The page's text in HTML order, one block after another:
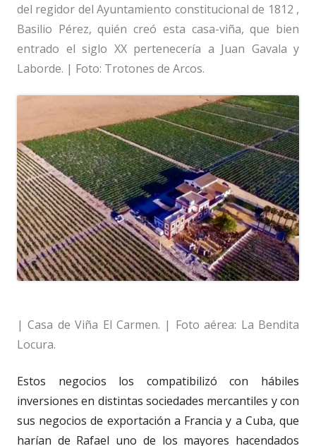
del regidor del Ayuntamiento constitucional de 1812 ,
Basilio Pérez, quién creó esta casa-viña, que bien
entrado el siglo XX pertenecería a Juan Gavala y
Laborde. | Foto: Trotones de Arcos.
| Casa de Viña El Carmen. | Foto aérea: La Bendita
Locura.
Estos negocios los compatibilizó con hábiles
inversiones en distintas sociedades mercantiles y con
sus negocios de exportación a Francia y a Cuba, que
harían de Rafael uno de los mayores hacendados